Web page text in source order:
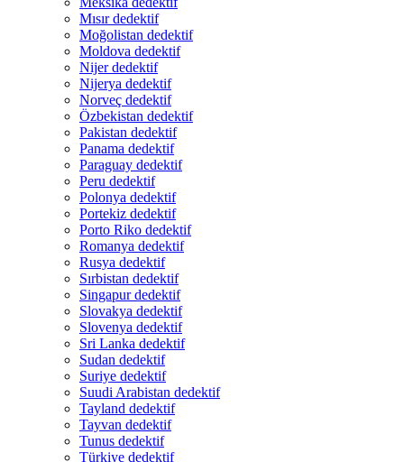
Mısır dedektif
Moğolistan dedektif
Moldova dedektif
Nijer dedektif
Nijerya dedektif
Norveç dedektif
Özbekistan dedektif
Pakistan dedektif
Panama dedektif
Paraguay dedektif
Peru dedektif
Polonya dedektif
Portekiz dedektif
Porto Riko dedektif
Romanya dedektif
Rusya dedektif
Sırbistan dedektif
Singapur dedektif
Slovakya dedektif
Slovenya dedektif
Sri Lanka dedektif
Sudan dedektif
Suriye dedektif
Suudi Arabistan dedektif
Tayland dedektif
Tayvan dedektif
Tunus dedektif
Türkiye dedektif